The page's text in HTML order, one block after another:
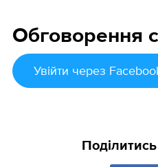
Обговорення
Увійти через